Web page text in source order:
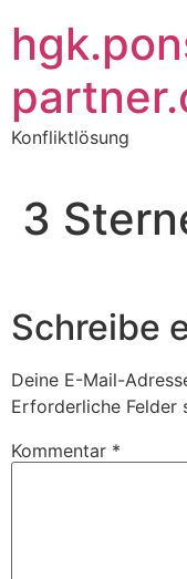
Inhalt
springen
Konfliktlösung
3
Schreibe
Deine E-Mail-
Erforderliche Felder
Kommentar *